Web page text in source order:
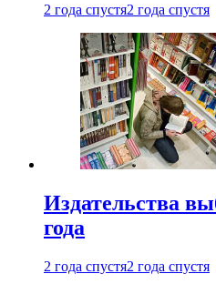
2 года спустя2 года спустя
Издательства
года
2 года спустя2 года спустя